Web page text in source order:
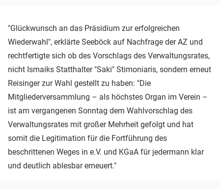
"Glückwunsch an das Präsidium zur erfolgreichen
Wiederwahl", erklärte Seeböck auf Nachfrage der AZ und
rechtfertigte sich ob des Vorschlags des Verwaltungsrates,
nicht Ismaiks Statthalter "Saki" Stimoniaris, sondern erneut
Reisinger zur Wahl gestellt zu haben: "Die
Mitgliederversammlung – als höchstes Organ im Verein –
ist am vergangenen Sonntag dem Wahlvorschlag des
Verwaltungsrates mit großer Mehrheit gefolgt und hat
somit die Legitimation für die Fortführung des
beschrittenen Weges in e.V. und KGaA für jedermann klar
und deutlich ablesbar erneuert."